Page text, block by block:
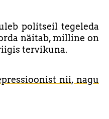
politseil tegeleda
näitab, milline on
tervikuna.
nii, nagu